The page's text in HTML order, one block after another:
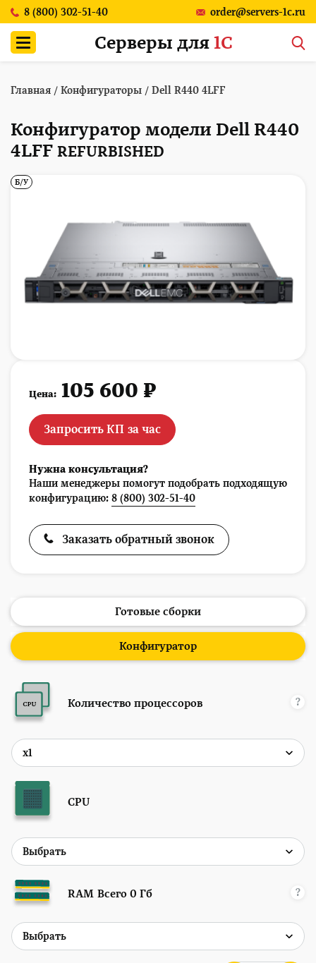
8 (800) 302-51-40 order@servers-1c.ru
Серверы для 1С
Главная / Конфигураторы / Dell R440 4LFF
Конфигуратор модели Dell R440
4LFF REFURBISHED
Б/У
Цена: 105 600 ₽
Запросить КП за час
Нужна консультация?
Наши менеджеры помогут подобрать подходящую
конфигурацию: 8 (800) 302-51-40
Заказать обратный звонок
Готовые сборки
Конфигуратор
Количество процессоров ?
CPU
RAM Всего 0 Гб ?